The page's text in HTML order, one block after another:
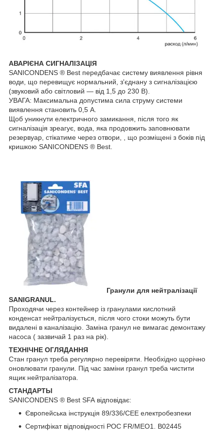
АВАРІЄНА СИГНАЛІЗАЦІЯ
SANICONDENS ® Best передбачає систему виявлення рівня
води, що перевищує нормальний, з'єднану з сигналізацією
(звуковий або світловий — від 1,5 до 230 В).
УВАГА: Максимальна допустима сила струму системи
виявлення становить 0,5 А.
Щоб уникнути електричного замикання, після того як
сигналізація зреагує, вода, яка продовжить заповнювати
резервуар, стікатиме через отвори, , що розміщені з боків під
кришкою SANICONDENS ® Best.
Гранули для нейтралізації
SANIGRANUL.
Проходячи через контейнер із гранулами кислотний
конденсат нейтралізується, після чого стоки можуть бути
видалені в каналізацію. Заміна гранул не вимагає демонтажу
насоса ( зазвичай 1 раз на рік).
ТЕХНІЧНЕ ОГЛЯДАННЯ
Стан гранул треба регулярно перевіряти. Необхідно щорічно
оновлювати гранули. Під час заміни гранул треба чистити
ящик нейтралізатора.
СТАНДАРТЫ
SANICONDENS ® Best SFA відповідає:
Європейська інструкція 89/336/CEE електробезпеки
Сертифікат відповідності РОС FR/МЕО1. В02445